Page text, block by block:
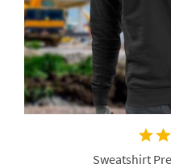
Sweatshirt